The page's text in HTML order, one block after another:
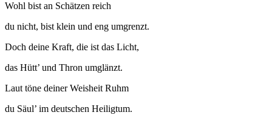
Wohl bist an Schätzen reich
du nicht, bist klein und eng umgrenzt.
Doch deine Kraft, die ist das Licht,
das Hütt’ und Thron umglänzt.
Laut töne deiner Weisheit Ruhm
du Säul’ im deutschen Heiligtum.